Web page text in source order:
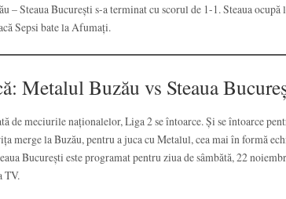
– Steaua București s-a terminat cu scorul de 1-1. Steaua
Sepsi bate la Afumați.
Metalul Buzău vs Steaua
de meciurile naționalelor, Liga 2 se întoarce. Și se întoarce
merge la Buzău, pentru a juca cu Metalul, cea mai în formă
București este programat pentru ziua de sâmbătă, 22
TV.